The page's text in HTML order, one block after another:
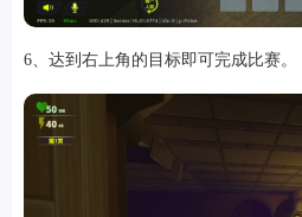
6、达到右上角的目标即可完成比赛。